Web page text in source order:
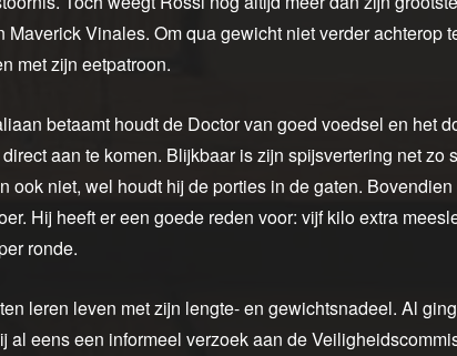
Maverick Vinales. Om qua gewicht niet verder achterop
met zijn eetpatroon.
betaamt houdt de Doctor van goed voedsel en het
aan te komen. Blijkbaar is zijn spijsvertering net zo
ook niet, wel houdt hij de porties in de gaten.
Hij heeft er een goede reden voor: vijf kilo extra
ronde.
leren leven met zijn lengte- en gewichtsnadeel. Al
al eens een informeel verzoek aan de